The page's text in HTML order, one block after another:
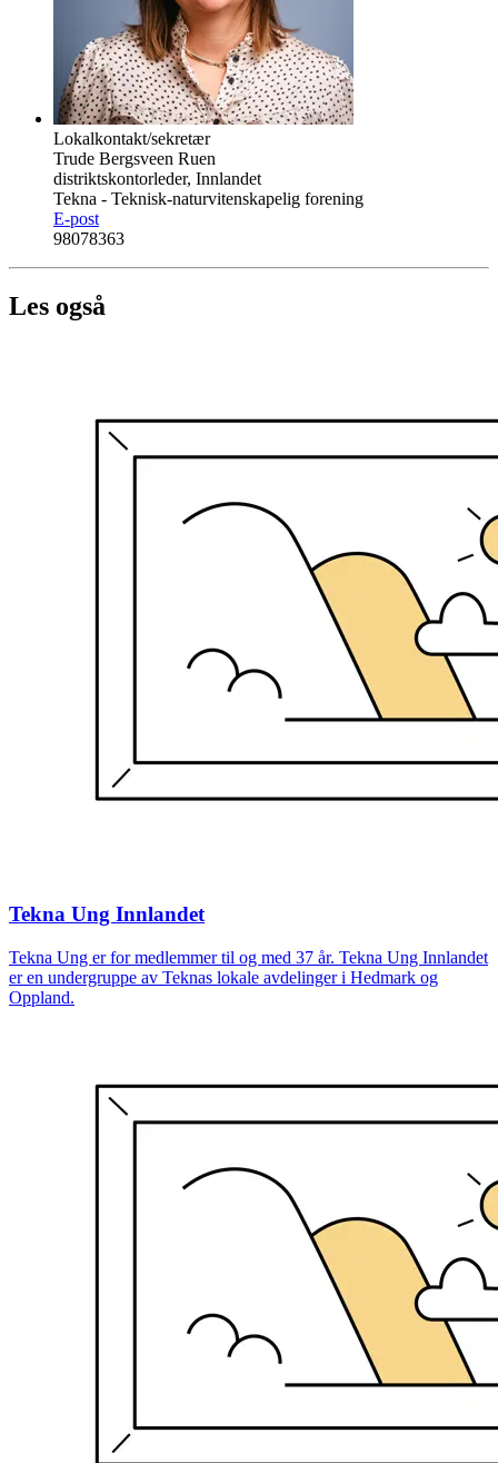
Lokalkontakt/sekretær
Trude Bergsveen Ruen
distriktskontorleder, Innlandet
Tekna - Teknisk-naturvitenskapelig forening
E-post
98078363
Les også
Tekna Ung Innlandet
Tekna Ung er for medlemmer til og med 37 år. Tekna Ung Innlandet
er en undergruppe av Teknas lokale avdelinger i Hedmark og
Oppland.